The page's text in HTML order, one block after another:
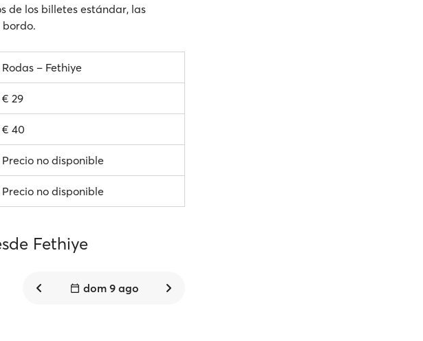
de los billetes estándar, las
Rodas – Fethiye
€ 29
€ 40
Precio no disponible
Precio no disponible
Fethiye
dom 9 ago